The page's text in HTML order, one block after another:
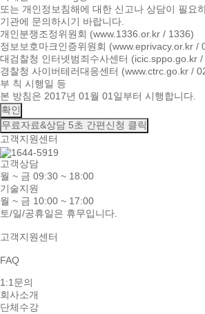
또는 개인정보침해에 대한 신고나 상담이 필요
기관에 문의하시기 바랍니다.
개인분쟁조정위원회 (www.1336.or.kr / 1336)
정보보호마크인증위원회 (www.eprivacy.or.kr /
대검찰청 인터넷범죄수사센터 (icic.sppo.go.kr
경찰청 사이버테러대응센터 (www.ctrc.go.kr /
부 칙 시행일 등
본 방침은 2017년 01월 01일부터 시행합니다.
확인
무료자료&상담 5초 간편신청 클릭
고객지원센터
고객상담
월 ~ 금 09:30 ~ 18:00
기술지원
월 ~ 금 10:00 ~ 17:00
토/일/공휴일은 휴무입니다.
고객지원센터
FAQ
1:1문의
회사소개
단체수강